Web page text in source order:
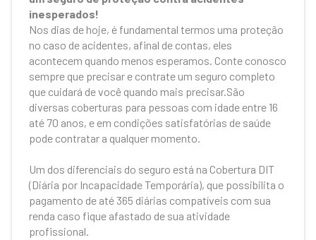
inesperados!
Nos dias de hoje, é fundamental termos uma proteção
no caso de acidentes, afinal de contas, eles
acontecem quando menos esperamos. Conte conosco
sempre que precisar e contrate um seguro completo
que cuidará de você quando mais precisar.São
diversas coberturas para pessoas com idade entre 16
até 70 anos, e em condições satisfatórias de saúde
pode contratar a qualquer momento.
Um dos diferenciais do seguro está na Cobertura DIT
(Diária por Incapacidade Temporária), que possibilita o
pagamento de até 365 diárias compatíveis com sua
renda caso fique afastado de sua atividade
profissional.